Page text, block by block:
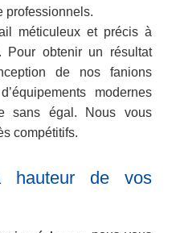
professionnels.
méticuleux et précis à
Pour obtenir un résultat
de nos fanions
modernes
sans égal. Nous vous
compétitifs.
hauteur de vos